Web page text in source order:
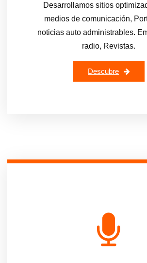
Desarrollamos sitios
medios de comunicación,
noticias auto administrables.
radio, Revistas.
Descubre